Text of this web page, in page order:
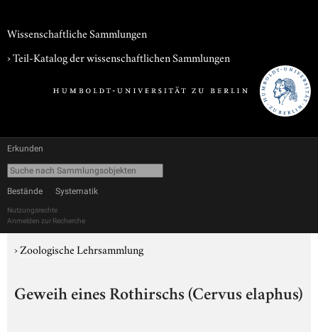
Wissenschaftliche Sammlungen
› Teil-Katalog der wissenschaftlichen Sammlungen
Erkunden
Bestände Systematik
Nutzungsrechte
Anmelden zur Recherche
›Zoologische Lehrsammlung
Geweih eines Rothirschs (Cervus elaphus)